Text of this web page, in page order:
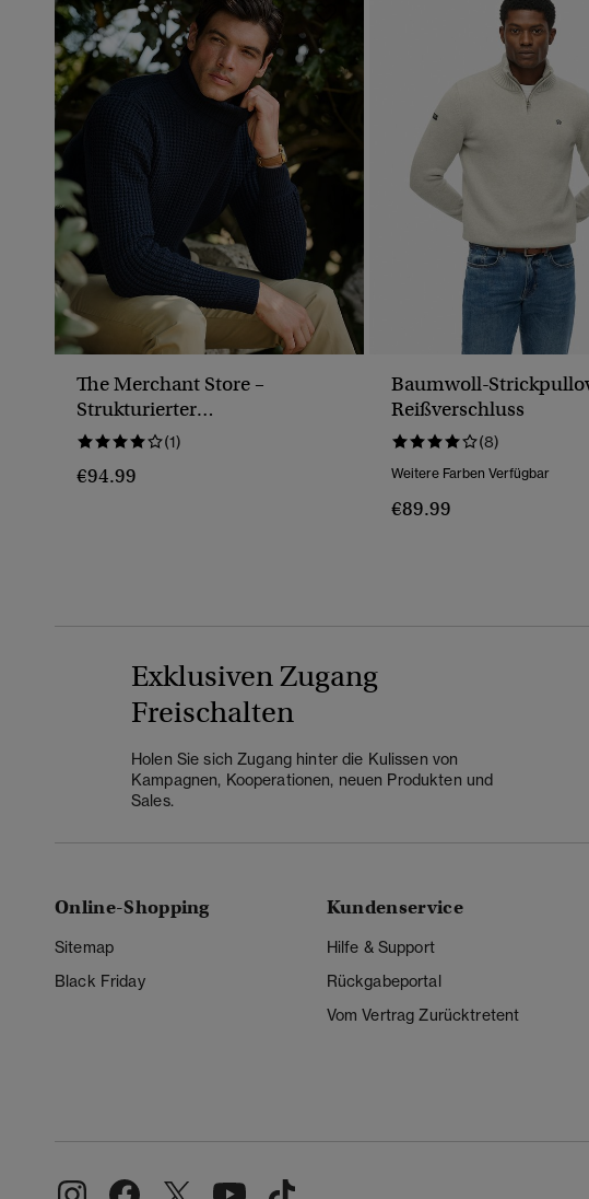
The Merchant Store –
Strukturierter
Rollkragenpullover
(1)
€94.99
Baumwoll-
Reißverschluss
(8)
Weitere Farben Verfügbar
€89.99
Exklusiven Zugang
Freischalten
Holen Sie sich Zugang hinter die Kulissen von
Kampagnen, Kooperationen, neuen Produkten und
Sales.
Online-Shopping
Sitemap
Black Friday
Kundenservice
Hilfe & Support
Rückgabeportal
Vom Vertrag Zurücktretent